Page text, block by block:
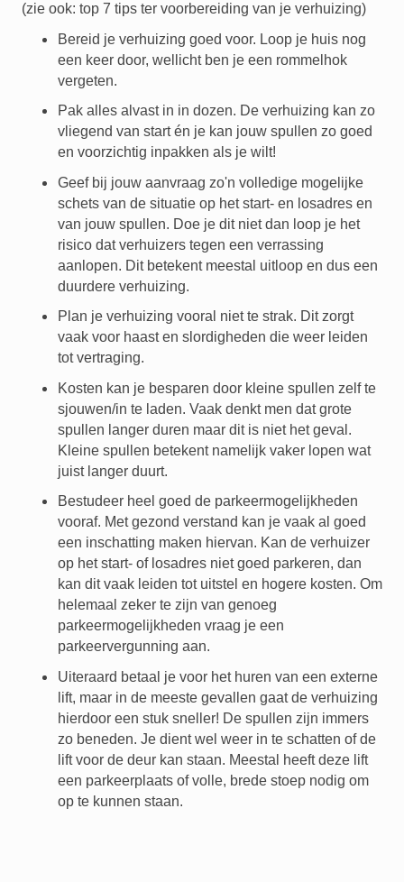
(zie ook: top 7 tips ter voorbereiding van je verhuizing)
Bereid je verhuizing goed voor. Loop je huis nog
een keer door, wellicht ben je een rommelhok
vergeten.
Pak alles alvast in in dozen. De verhuizing kan zo
vliegend van start én je kan jouw spullen zo goed
en voorzichtig inpakken als je wilt!
Geef bij jouw aanvraag zo'n volledige mogelijke
schets van de situatie op het start- en losadres en
van jouw spullen. Doe je dit niet dan loop je het
risico dat verhuizers tegen een verrassing
aanlopen. Dit betekent meestal uitloop en dus een
duurdere verhuizing.
Plan je verhuizing vooral niet te strak. Dit zorgt
vaak voor haast en slordigheden die weer leiden
tot vertraging.
Kosten kan je besparen door kleine spullen zelf te
sjouwen/in te laden. Vaak denkt men dat grote
spullen langer duren maar dit is niet het geval.
Kleine spullen betekent namelijk vaker lopen wat
juist langer duurt.
Bestudeer heel goed de parkeermogelijkheden
vooraf. Met gezond verstand kan je vaak al goed
een inschatting maken hiervan. Kan de verhuizer
op het start- of losadres niet goed parkeren, dan
kan dit vaak leiden tot uitstel en hogere kosten. Om
helemaal zeker te zijn van genoeg
parkeermogelijkheden vraag je een
parkeervergunning aan.
Uiteraard betaal je voor het huren van een externe
lift, maar in de meeste gevallen gaat de verhuizing
hierdoor een stuk sneller! De spullen zijn immers
zo beneden. Je dient wel weer in te schatten of de
lift voor de deur kan staan. Meestal heeft deze lift
een parkeerplaats of volle, brede stoep nodig om
op te kunnen staan.